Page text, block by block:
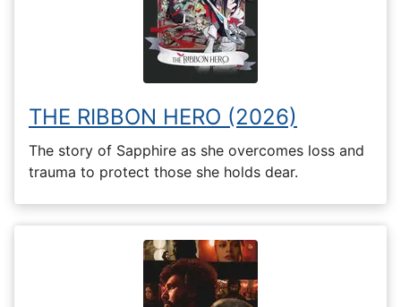
THE RIBBON HERO (2026)
The story of Sapphire as she overcomes loss and
trauma to protect those she holds dear.